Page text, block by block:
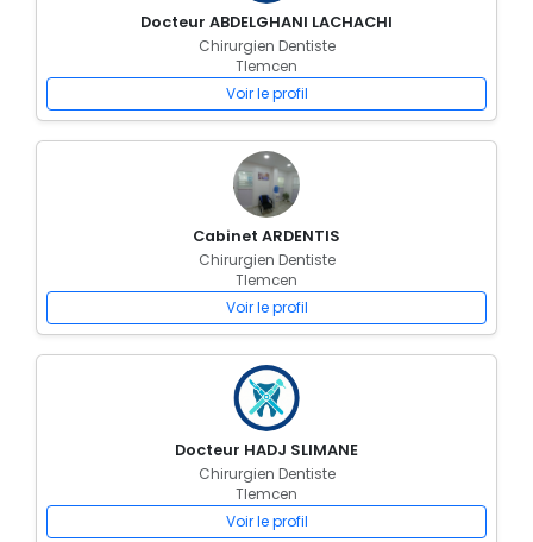
Docteur ABDELGHANI LACHACHI
Chirurgien Dentiste
Tlemcen
Voir le profil
Cabinet ARDENTIS
Chirurgien Dentiste
Tlemcen
Voir le profil
Docteur HADJ SLIMANE
Chirurgien Dentiste
Tlemcen
Voir le profil